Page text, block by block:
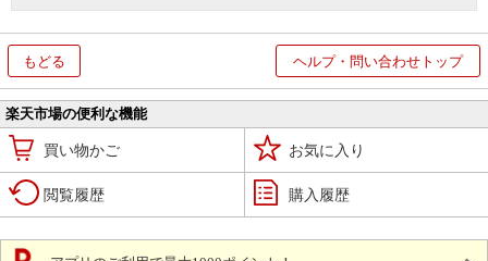
もどる ヘルプ・問い合わせトップ
楽天市場の便利な機能
買い物かご お気に入り
閲覧履歴 購入履歴